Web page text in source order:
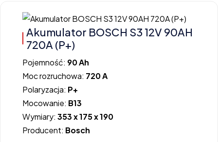
Akumulator BOSCH S3 12V 90AH
720A (P+)
Pojemność: 90 Ah
Moc rozruchowa: 720 A
Polaryzacja: P+
Mocowanie: B13
Wymiary: 353 x 175 x 190
Producent: Bosch